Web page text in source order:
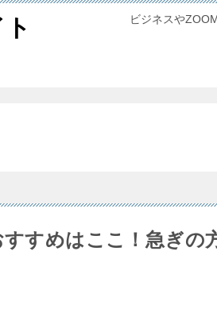
ビジネスや
すめはここ！急ぎの